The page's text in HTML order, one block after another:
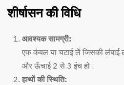
शीर्षासन की विधि
आवश्यक सामग्री:
एक कंबल या चटाई लें जिसकी लंबाई
और ऊँचाई 2 से 3 इंच हो।
हाथों की स्थिति: